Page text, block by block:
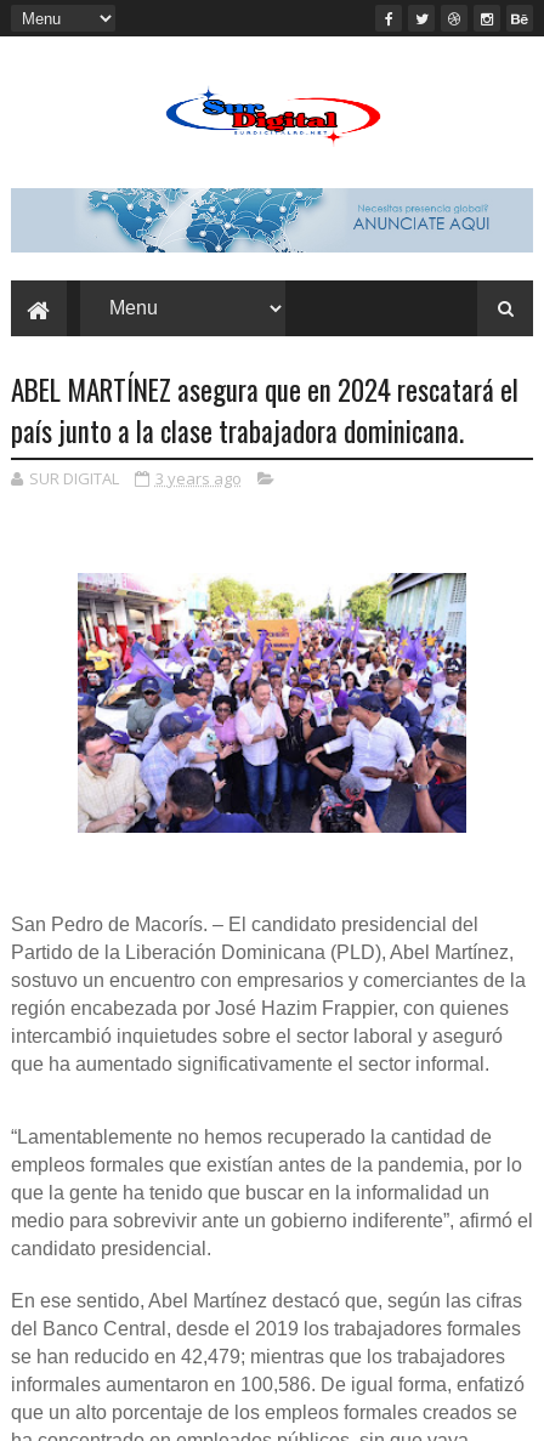
ABEL MARTÍNEZ asegura que en 2024 rescatará el
país junto a la clase trabajadora dominicana.
SUR DIGITAL 3 years ago
San Pedro de Macorís. – El candidato presidencial del
Partido de la Liberación Dominicana (PLD), Abel Martínez,
sostuvo un encuentro con empresarios y comerciantes de la
región encabezada por José Hazim Frappier, con quienes
intercambió inquietudes sobre el sector laboral y aseguró
que ha aumentado significativamente el sector informal.
“Lamentablemente no hemos recuperado la cantidad de
empleos formales que existían antes de la pandemia, por lo
que la gente ha tenido que buscar en la informalidad un
medio para sobrevivir ante un gobierno indiferente”, afirmó el
candidato presidencial.
En ese sentido, Abel Martínez destacó que, según las cifras
del Banco Central, desde el 2019 los trabajadores formales
se han reducido en 42,479; mientras que los trabajadores
informales aumentaron en 100,586. De igual forma, enfatizó
que un alto porcentaje de los empleos formales creados se